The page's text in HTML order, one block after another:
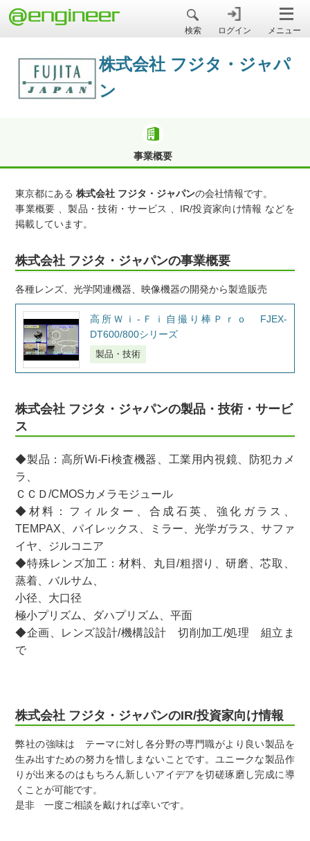
検索 ログイン メニュー
株式会社 フジタ・ジャパ
ン
事業概要
東京都にある株式会社 フジタ・ジャパンの会社情報です。
事業概要 、製品・技術・サービス 、IR/投資家向け情報 などを
掲載しています。
株式会社 フジタ・ジャパンの事業概要
各種レンズ、光学関連機器、映像機器の開発から製造販売
高所Ｗｉ-Ｆｉ自撮り棒Ｐｒｏ FJEX-
DT600/800シリーズ
製品・技術
株式会社 フジタ・ジャパンの製品・技術・サービ
ス
◆製品：高所Wi-Fi検査機器、工業用内視鏡、防犯カメ
ラ、
ＣＣＤ/CMOSカメラモジュール
◆材料：フィルター、合成石英、強化ガラス、
TEMPAX、パイレックス、ミラー、光学ガラス、サファ
イヤ、ジルコニア
◆特殊レンズ加工：材料、丸目/粗摺り、研磨、芯取、
蒸着、バルサム、
小径、大口径
極小プリズム、ダハプリズム、平面
◆企画、レンズ設計/機構設計 切削加工/処理 組立ま
で
株式会社 フジタ・ジャパンのIR/投資家向け情報
弊社の強味は テーマに対し各分野の専門職がより良い製品を
生み出すための努力を惜しまないことです。ユニークな製品作
りが出来るのはもちろん新しいアイデアを切磋琢磨し完成に導
くことが可能です。
是非 一度ご相談を戴ければ幸いです。